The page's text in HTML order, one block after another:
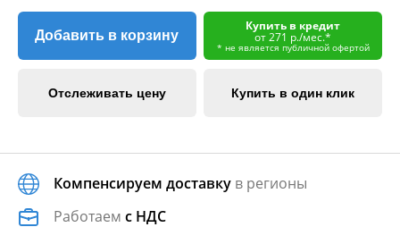
Добавить в корзину
Купить в кредит
от 271 р./мес.*
* не является публичной офертой
Отслеживать цену Купить в один клик
Компенсируем доставку в регионы
Работаем с НДС